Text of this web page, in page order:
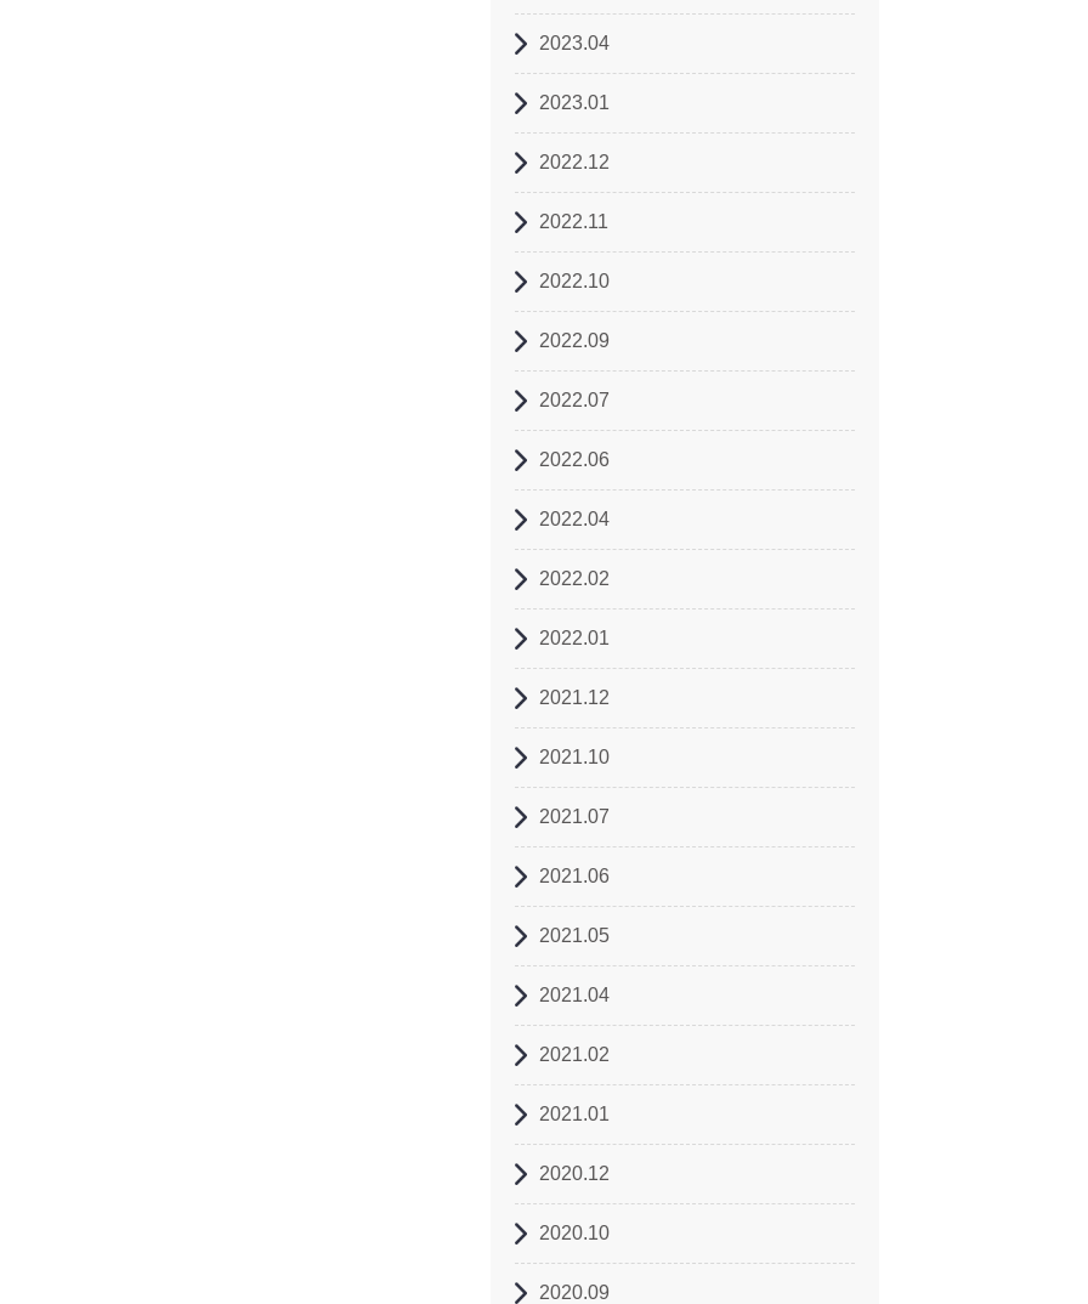
2023.04
2023.01
2022.12
2022.11
2022.10
2022.09
2022.07
2022.06
2022.04
2022.02
2022.01
2021.12
2021.10
2021.07
2021.06
2021.05
2021.04
2021.02
2021.01
2020.12
2020.10
2020.09